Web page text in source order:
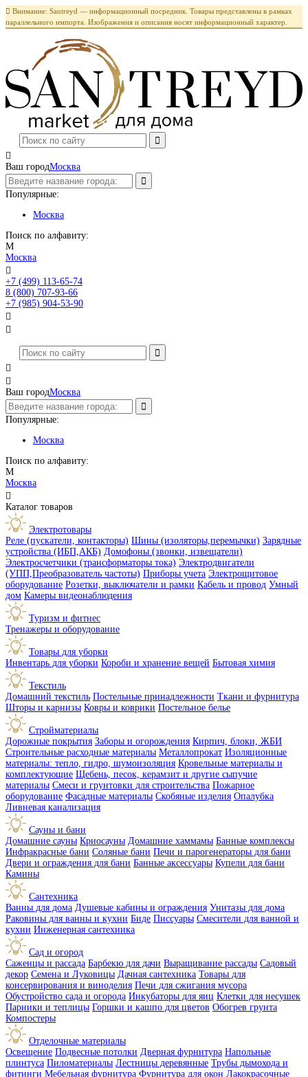
 Внимание: Santreyd — информационный посредник. Товары представлены в рамках
параллельного импорта. Изображения и описания носят информационный характер.

Ваш городМосква
Популярные:
Москва
Поиск по алфавиту:
М
Москва

+7 (499) 113-65-74
8 (800) 707-93-66
+7 (985) 904-53-90




Ваш городМосква
Популярные:
Москва
Поиск по алфавиту:
М
Москва

Каталог товаров
Электротовары
Реле (пускатели, контакторы) Шины (изоляторы,перемычки) Зарядные
устройства (ИБП,АКБ) Домофоны (звонки, извещатели)
Электросчетчики (трансформаторы тока) Электродвигатели
(УПП,Преобразователь частоты) Приборы учета Электрощитовое
оборудование Розетки, выключатели и рамки Кабель и провод Умный
дом Камеры видеонаблюдения
Туризм и фитнес
Тренажеры и оборудование
Товары для уборки
Инвентарь для уборки Короби и хранение вещей Бытовая химия
Текстиль
Домашний текстиль Постельные принадлежности Ткани и фурнитура
Шторы и карнизы Ковры и коврики Постельное белье
Стройматериалы
Дорожные покрытия Заборы и огорождения Кирпич, блоки, ЖБИ
Строительные расходные материалы Металлопрокат Изоляционные
материалы: тепло, гидро, шумоизоляция Кровельные материалы и
комплектующие Щебень, песок, керамзит и другие сыпучие
материалы Смеси и грунтовки для строительства Пожарное
оборудование Фасадные материалы Скобяные изделия Опалубка
Ливневая канализация
Сауны и бани
Домашние сауны Криосауны Домашние хаммамы Банные комплексы
Инфракрасные бани Соляные бани Печи и парогенераторы для бани
Двери и ограждения для бани Банные аксессуары Купели для бани
Камины
Сантехника
Ванны для дома Душевые кабины и ограждения Унитазы для дома
Раковины для ванны и кухни Биде Писсуары Смесители для ванной и
кухни Инженерная сантехника
Сад и огород
Саженцы и рассада Барбекю для дачи Выращивание рассады Садовый
декор Семена и Луковицы Дачная сантехника Товары для
консервирования и виноделия Печи для сжигания мусора
Обустройство сада и огорода Инкубаторы для яиц Клетки для несушек
Парники и теплицы Горшки и кашпо для цветов Обогрев грунта
Компостеры
Отделочные материалы
Освещение Подвесные потолки Дверная фурнитура Напольные
плинтуса Пиломатериалы Лестницы деревянные Трубы дымохода и
фитинги Мебельная фурнитура Фурнитура для окон Лакокрасочные